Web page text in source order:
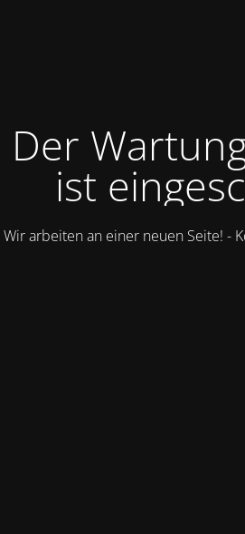
Der
ist
Wir arbeiten an einer neuen Seite! -